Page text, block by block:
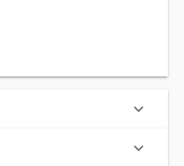
keyboard_arrow_down
keyboard_arrow_down